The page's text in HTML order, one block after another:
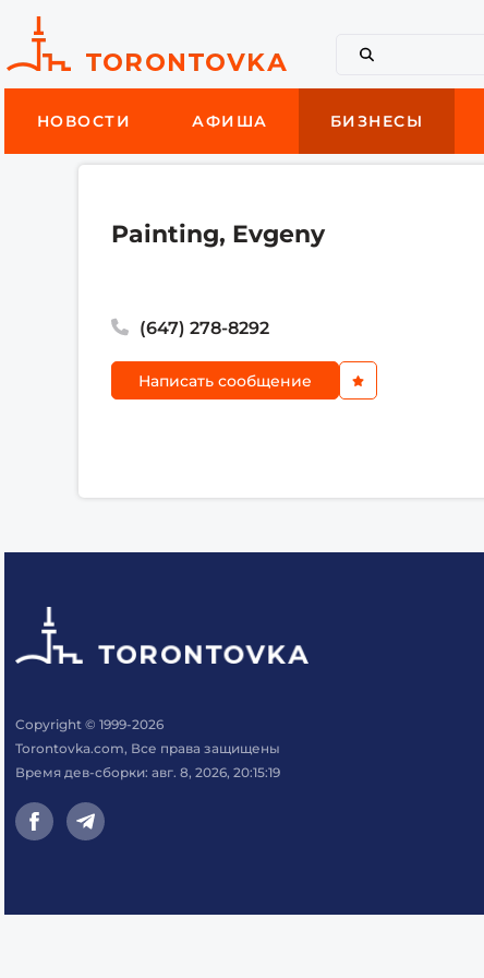
НОВОСТИ АФИША БИЗНЕСЫ
Painting, Evgeny
(647) 278-8292
Написать сообщение
Copyright © 1999-2026
Torontovka.com, Все права защищены
Время дев-сборки: авг. 8, 2026, 20:15:19